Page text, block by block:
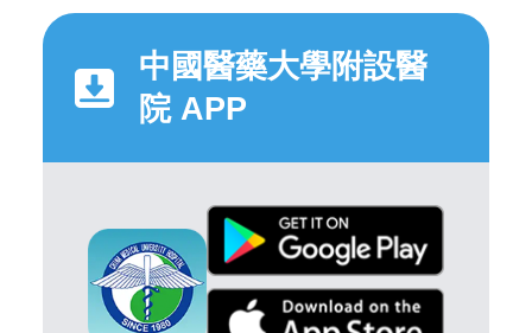
中國醫藥大學附設醫
院 APP